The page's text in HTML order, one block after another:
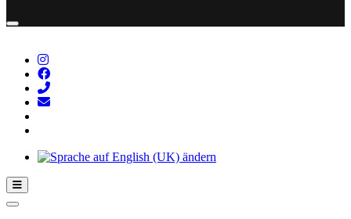
Hamburger Toggle-Menü